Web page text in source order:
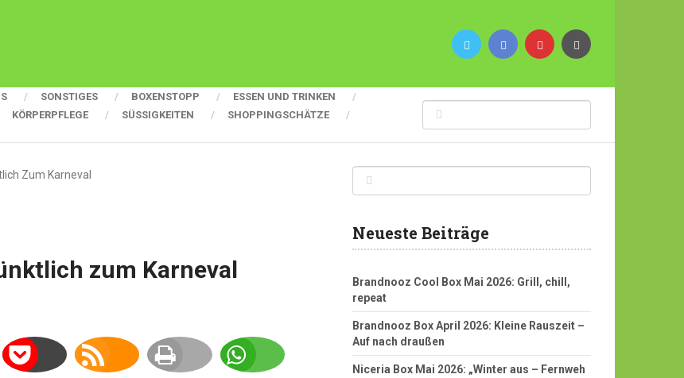
SONSTIGES BOXENSTOPP
ESSEN UND TRINKEN
KÖRPERPFLEGE SÜSSIGKEITEN
SHOPPINGSCHÄTZE
Zum Karneval
zum Karneval
Neueste Beiträge
Brandnooz Cool Box Mai 2026: Grill, chill,
repeat
Brandnooz Box April 2026: Kleine Rauszeit –
Auf nach draußen
Niceria Box Mai 2026: „Winter aus – Fernweh